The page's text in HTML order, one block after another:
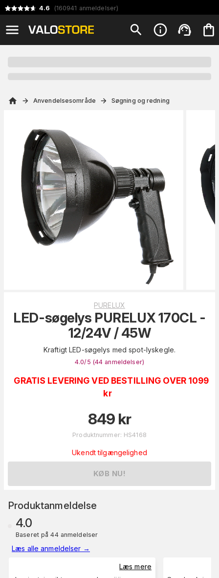
4.6 (160941 anmeldelser)
Anvendelsesområde Søgning og redning
PURELUX
LED-søgelys PURELUX 170CL -
12/24V / 45W
Kraftigt LED-søgelys med spot-lyskegle.
4.0/5 (44 anmeldelser)
GRATIS LEVERING VED BESTILLING OVER 1099
kr
849 kr
Produktnummer: HS4168
Ukendt tilgængelighed
KØB NU!
Produktanmeldelse
4.0
Baseret på 44 anmeldelser
Læs alle anmeldelser →
Læs mere